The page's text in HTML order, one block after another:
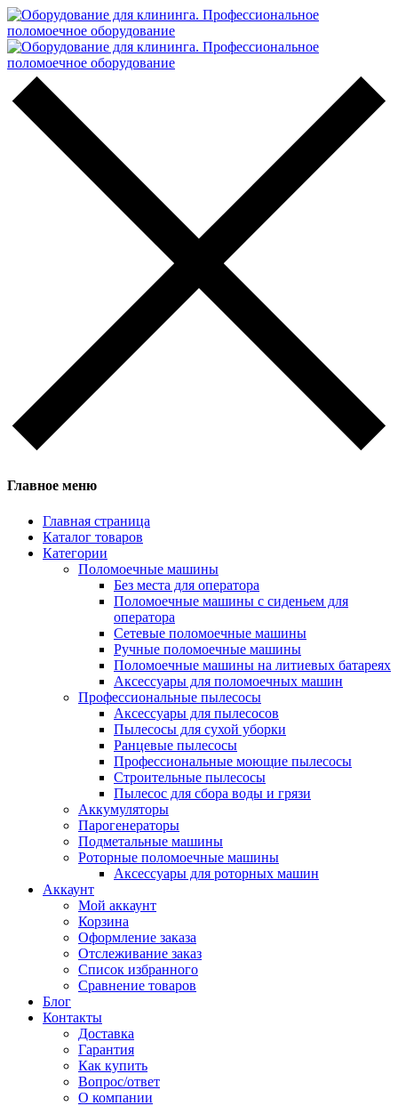
Главное меню
Главная страница
Каталог товаров
Категории
Поломоечные машины
Без места для оператора
Поломоечные машины с сиденьем для
оператора
Сетевые поломоечные машины
Ручные поломоечные машины
Поломоечные машины на литиевых батареях
Аксессуары для поломоечных машин
Профессиональные пылесосы
Аксессуары для пылесосов
Пылесосы для сухой уборки
Ранцевые пылесосы
Профессиональные моющие пылесосы
Строительные пылесосы
Пылесос для сбора воды и грязи
Аккумуляторы
Парогенераторы
Подметальные машины
Роторные поломоечные машины
Аксессуары для роторных машин
Аккаунт
Мой аккаунт
Корзина
Оформление заказа
Отслеживание заказ
Список избранного
Сравнение товаров
Блог
Контакты
Доставка
Гарантия
Как купить
Вопрос/ответ
О компании